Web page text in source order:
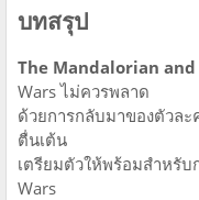
บทสรุป
The Mandalorian and
Wars ไม่ควรพลาด
ด้วยการกลับมาของตัวล
ตื่นเต้น
เตรียมตัวให้พร้อมสำหรับ
Wars